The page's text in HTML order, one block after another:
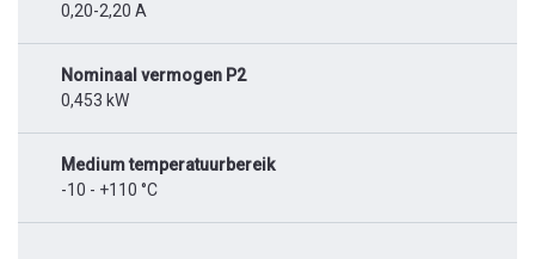
0,20-2,20 A
Nominaal vermogen P2
0,453 kW
Medium temperatuurbereik
-10 - +110 °C